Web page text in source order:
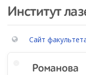
Институт
Сайт
Романова